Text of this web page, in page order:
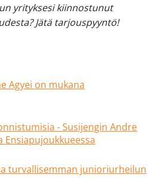
yrityksesi kiinnostunut
Jätä tarjouspyyntö!
Agyei on mukana
- Susijengin Andre
Ensiapujoukkueessa
turvallisemman junioriurheilun